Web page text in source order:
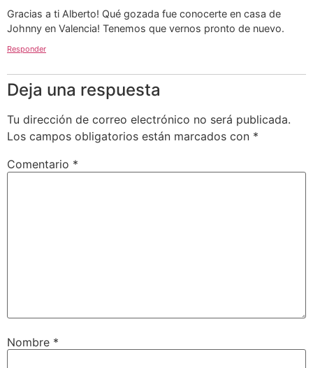
Gracias a ti Alberto! Qué gozada fue conocerte en casa de
Johnny en Valencia! Tenemos que vernos pronto de nuevo.
Responder
Deja una respuesta
Tu dirección de correo electrónico no será publicada.
Los campos obligatorios están marcados con *
Comentario *
Nombre *